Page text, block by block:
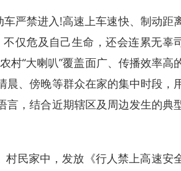
严禁进入!高速上车速快、制动距
仅危及自己生命，还会连累无辜
村“大喇叭”覆盖面广、传播效率高
晨、傍晚等群众在家的集中时段，
言，结合近期辖区及周边发生的典
民家中，发放《行人禁上高速安